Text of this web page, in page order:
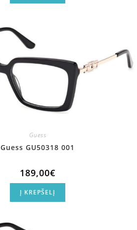
Guess
Guess GU50318 001
189,00€
Į KREPŠELĮ